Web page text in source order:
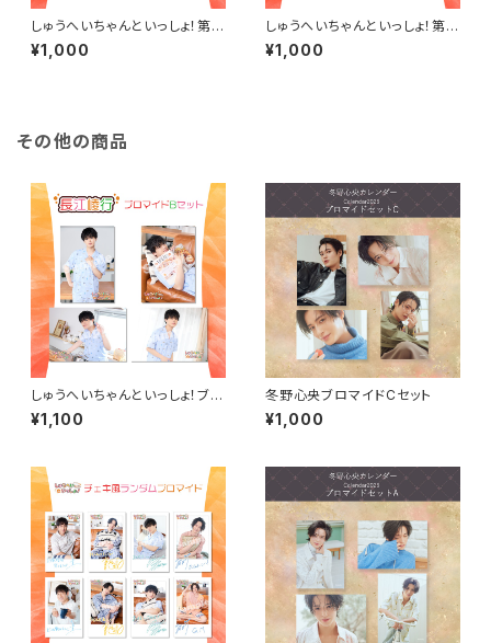
しゅうへいちゃんといっしょ！第1
0夜ブロマイドB（杉咲真広）
¥1,000
しゅうへいちゃんといっしょ！第1
0夜ブロマイドB（吉岡佑）
¥1,000
その他の商品
しゅうへいちゃんといっしょ！ブロ
マイドB（長江崚行）
¥1,100
冬野心央ブロマイドCセット
¥1,000